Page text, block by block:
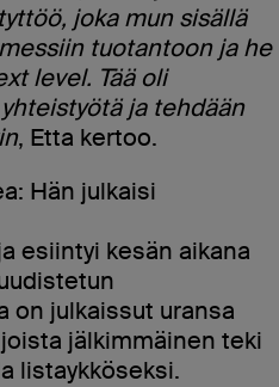
joka mun sisällä
tuotantoon ja he
level. Tää oli
ja tehdään
, Etta kertoo.
Hän julkaisi
esiintyi kesän aikana
on julkaissut uransa
jälkimmäinen teki
listaykköseksi.